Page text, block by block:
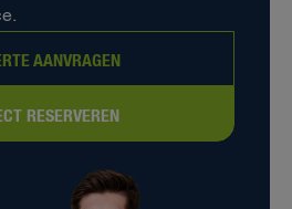
AANVRAGEN
RESERVEREN